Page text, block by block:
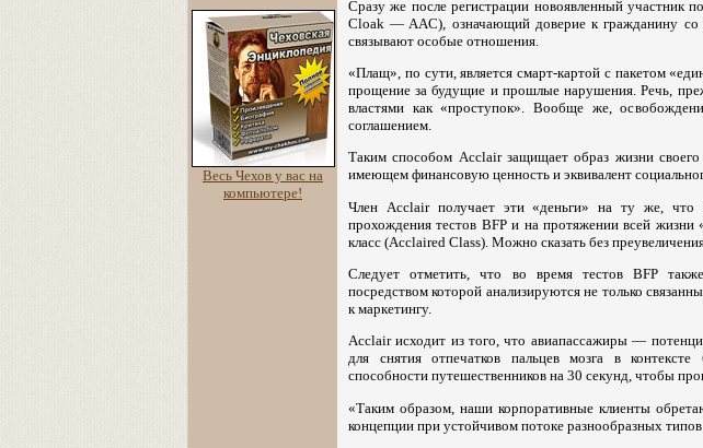
Весь Чехов у вас на
компьютере!
Сразу же после регистрации новоявленный
Cloak — AAC), означающий доверие к гражданину со
связывают особые отношения.
«Плащ», по сути, является смарт-картой с пакетом
прощение за будущие и прошлые нарушения. Речь,
властями как «проступок». Вообще же,
соглашением.
Таким способом Acclair защищает образ жизни
имеющем финансовую ценность и эквивалент
Член Acclair получает эти «деньги» на ту же, что
прохождения тестов BFP и на протяжении всей
класс (Acclaired Class). Можно сказать без
Следует отметить, что во время тестов BFP
посредством которой анализируются не только
к маркетингу.
Acclair исходит из того, что авиапассажиры —
для снятия отпечатков пальцев мозга в
способности путешественников на 30 секунд, чтобы
«Таким образом, наши корпоративные клиенты
концепции при устойчивом потоке разнообразных